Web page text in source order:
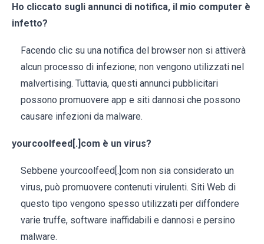
Ho cliccato sugli annunci di notifica, il mio computer è
infetto?
Facendo clic su una notifica del browser non si attiverà
alcun processo di infezione; non vengono utilizzati nel
malvertising. Tuttavia, questi annunci pubblicitari
possono promuovere app e siti dannosi che possono
causare infezioni da malware.
yourcoolfeed[.]com è un virus?
Sebbene yourcoolfeed[.]com non sia considerato un
virus, può promuovere contenuti virulenti. Siti Web di
questo tipo vengono spesso utilizzati per diffondere
varie truffe, software inaffidabili e dannosi e persino
malware.